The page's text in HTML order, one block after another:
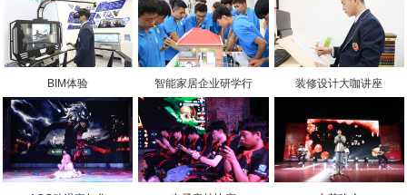
BIM体验 智能家居企业研学行 装修设计大咖讲座